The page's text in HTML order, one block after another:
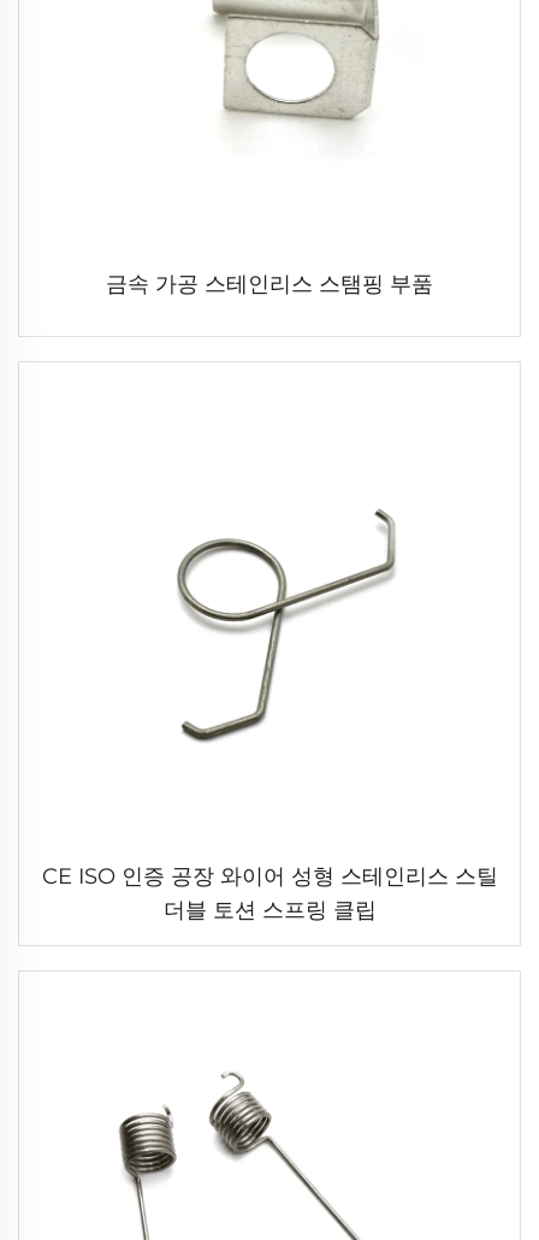
금속 가공 스테인리스 스탬핑 부품
CE ISO 인증 공장 와이어 성형 스테인리스 스틸
더블 토션 스프링 클립